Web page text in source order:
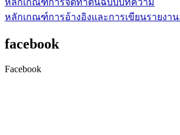
หลักเกณฑ์การอ้างอิงและการเขียนรายงาน
facebook
Facebook